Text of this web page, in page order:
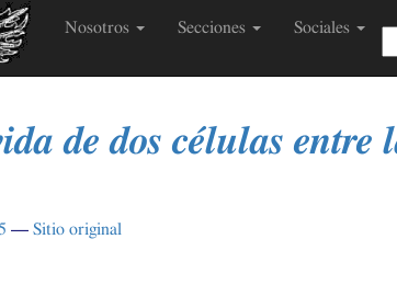
Nosotros Secciones Sociales
de dos células entre
Sitio original